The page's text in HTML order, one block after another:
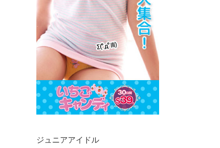
ジュニアアイドル